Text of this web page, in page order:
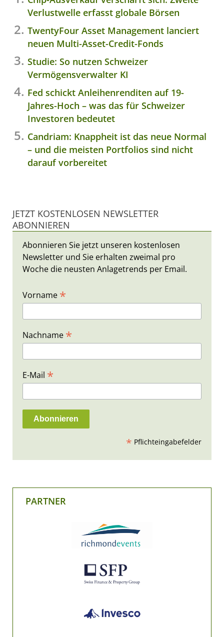
Verlustwelle erfasst globale Börsen
TwentyFour Asset Management lanciert
neuen Multi-Asset-Credit-Fonds
Studie: So nutzen Schweizer
Vermögensverwalter KI
Fed schickt Anleihenrenditen auf 19-
Jahres-Hoch – was das für Schweizer
Investoren bedeutet
Candriam: Knappheit ist das neue Normal
– und die meisten Portfolios sind nicht
darauf vorbereitet
JETZT KOSTENLOSEN NEWSLETTER
ABONNIEREN
Abonnieren Sie jetzt unseren kostenlosen
Newsletter und Sie erhalten zweimal pro
Woche die neusten Anlagetrends per Email.
Vorname *
Nachname *
E-Mail *
* Pflichteingabefelder
PARTNER